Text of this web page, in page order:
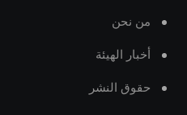
من نحن
أخبار الهيئة
حقوق النشر